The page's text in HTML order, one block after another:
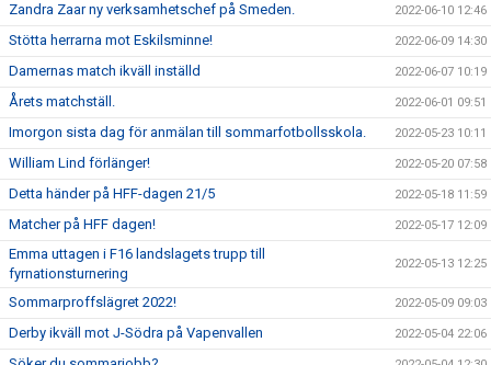
Zandra Zaar ny verksamhetschef på Smeden. 2022-06-10 12:46
Stötta herrarna mot Eskilsminne! 2022-06-09 14:30
Damernas match ikväll inställd 2022-06-07 10:19
Årets matchställ. 2022-06-01 09:51
Imorgon sista dag för anmälan till sommarfotbollsskola. 2022-05-23 10:11
William Lind förlänger! 2022-05-20 07:58
Detta händer på HFF-dagen 21/5 2022-05-18 11:59
Matcher på HFF dagen! 2022-05-17 12:09
Emma uttagen i F16 landslagets trupp till
fyrnationsturnering
2022-05-13 12:25
Sommarproffslägret 2022! 2022-05-09 09:03
Derby ikväll mot J-Södra på Vapenvallen 2022-05-04 22:06